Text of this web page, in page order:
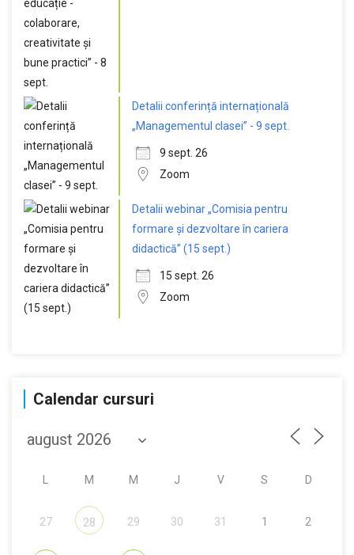
Detalii conferință internațională
„Managementul clasei” - 9 sept.
9 sept. 26
Zoom
Detalii webinar „Comisia pentru
formare și dezvoltare în cariera
didactică” (15 sept.)
15 sept. 26
Zoom
Calendar cursuri
M M J V S D
27 28 29 30 31 1 2